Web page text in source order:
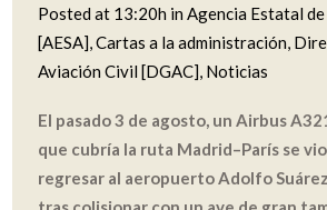
Posted at 13:20h inAgencia Estatal
[AESA],Cartas a la administración,
Aviación Civil [DGAC], Noticias
El pasado 3 de agosto, un Airbus
que cubría la ruta Madrid–París se
regresar al aeropuerto Adolfo